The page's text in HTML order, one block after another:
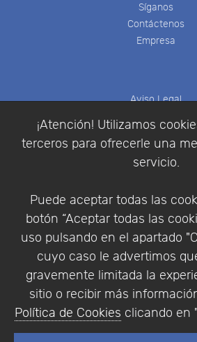
¡Atención! Utilizamos
terceros para ofrecerle una
servicio.
Puede aceptar todas las
botón “Aceptar todas las
uso pulsando en el apartado
cuyo caso le advertimos
gravemente limitada la
sitio o recibir más
Política de Cookies clicando en
Síganos
Contáctenos
Empresa
Aviso Legal
Política de
Condiciones de
Identificarse
Empresa|Aviso Legal|
Política de
© Copyright 1994 - 2026.
Científico, S.L.